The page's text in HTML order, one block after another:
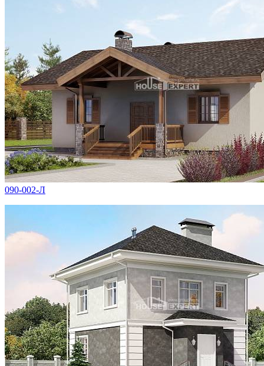
090-002-Л